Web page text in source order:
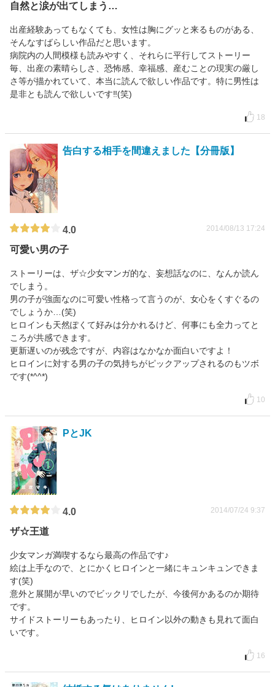
自然と涙が出てしまう…
出産経験あってもなくても、女性は胸にグッと来るものがある、
そんなすばらしい作品だと思います。
病院内の人間模様も読みやすく、それらに平行してストーリー
毎、出産の素晴らしさ、恐怖感、幸福感、産むことの現実の厳し
さ等が描かれていて、本当に読んで欲しい作品です。特に男性は
是非とも読んで欲しいです‼(笑)
18
告白する相手を間違えました【分冊版】
4.0 2014/08/13 17:24
可愛い男の子
ストーリーは、ザ☆少女マンガ的な、妄想話なのに、なんか読ん
でしまう。
男の子が強面なのに可愛い性格って言うのが、女心をくすぐるの
でしょうか…(笑)
ヒロインも天然ぽくて好みは分かれるけど、何事にも全力ってと
ころが共感できます。
更新遅いのが残念ですが、内容はなかなか面白いですよ！
ヒロインに対する男の子の気持ちがピックアップされるのもツボ
です(*^^*)
10
PとJK
4.0 2014/07/24 9:37
ザ☆王道
少女マンガ満喫するなら最高の作品です♪
絵は上手なので、とにかくヒロインと一緒にキュンキュンできま
す(笑)
意外と展開が早いのでビックリでしたが、今後何かあるのか期待
です。
サイドストーリーもあったり、ヒロイン以外の動きも見れて面白
いです。
16